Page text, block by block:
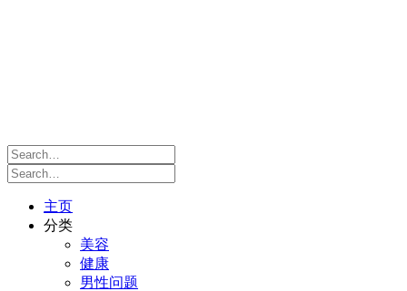
主页
分类
美容
健康
男性问题